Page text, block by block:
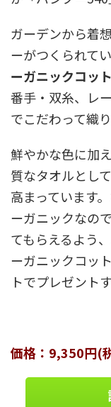
ガーデンから着
ーがつくられてい
ーガニックコッ
番手・双糸、レ
でこだわって織
鮮やかな色に加
質なタオルとし
高まっています
ーガニックなの
てもらえるよう
ーガニックコッ
トでプレゼント
価格：9,350円(